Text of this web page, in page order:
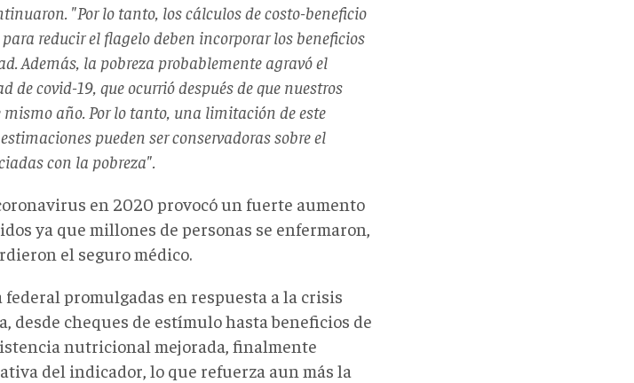
"Por lo tanto, los cálculos de costo-beneficio
reducir el flagelo deben incorporar los beneficios
Además, la pobreza probablemente agravó el
de covid-19, que ocurrió después de que nuestros
año. Por lo tanto, una limitación de este
pueden ser conservadoras sobre el
con la pobreza".
en 2020 provocó un fuerte aumento
ya que millones de personas se enfermaron,
el seguro médico.
promulgadas en respuesta a la crisis
desde cheques de estímulo hasta beneficios de
nutricional mejorada, finalmente
del indicador, lo que refuerza aun más la